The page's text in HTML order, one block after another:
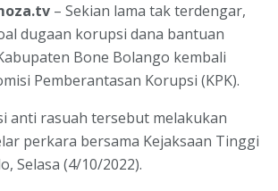
– Sekian lama tak terdengar,
dugaan korupsi dana bantuan
Bone Bolango kembali
Pemberantasan Korupsi (KPK).
anti rasuah tersebut melakukan
perkara bersama Kejaksaan Tinggi
Selasa (4/10/2022).